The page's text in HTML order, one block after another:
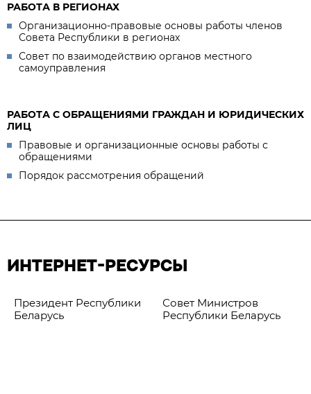
РАБОТА В РЕГИОНАХ
Организационно-правовые основы работы членов
Совета Республики в регионах
Совет по взаимодействию органов местного
самоуправления
РАБОТА С ОБРАЩЕНИЯМИ ГРАЖДАН И ЮРИДИЧЕСКИХ
ЛИЦ
Правовые и организационные основы работы с
обращениями
Порядок рассмотрения обращений
ИНТЕРНЕТ-РЕСУРСЫ
Президент Республики
Беларусь
Совет Министров
Республики Беларусь